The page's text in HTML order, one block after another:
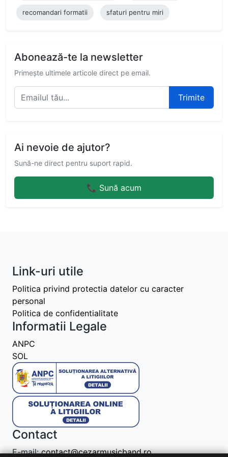
recomandari formatii sfaturi pentru miri
Abonează-te la newsletter
Primește ultimele articole direct pe email.
Trimite
Ai nevoie de ajutor?
Sună-ne direct pentru suport rapid.
📞 Sună acum
Link-uri utile
Politica privind protectia datelor cu caracter
personal
Politica de confidentialitate
Informatii Legale
ANPC
SOL
Contact
E-mail:contact@cezarmusicband.ro